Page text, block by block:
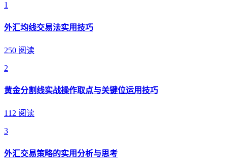
1
外汇均线交易法实用技巧
250 阅读
2
黄金分割线实战操作取点与关键位运用技巧
112 阅读
3
外汇交易策略的实用分析与思考